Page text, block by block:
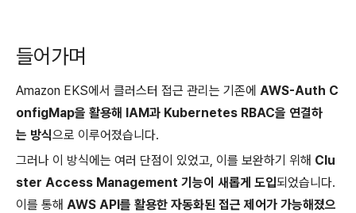
들어가며
Amazon EKS에서 클러스터 접근 관리는 기존에 AWS-Auth C
onfigMap을 활용해 IAM과 Kubernetes RBAC을 연결하
는 방식으로 이루어졌습니다.
그러나 이 방식에는 여러 단점이 있었고, 이를 보완하기 위해 Clu
ster Access Management 기능이 새롭게 도입되었습니다.
이를 통해 AWS API를 활용한 자동화된 접근 제어가 가능해졌으